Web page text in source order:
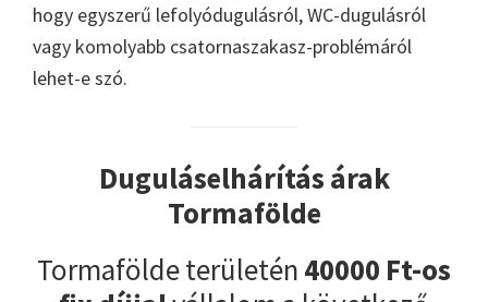
hogy egyszerű lefolyódugulásról, WC-dugulásról
vagy komolyabb csatornaszakasz-problémáról
lehet-e szó.
Duguláselhárítás árak
Tormafölde
Tormafölde területén 40000 Ft-os